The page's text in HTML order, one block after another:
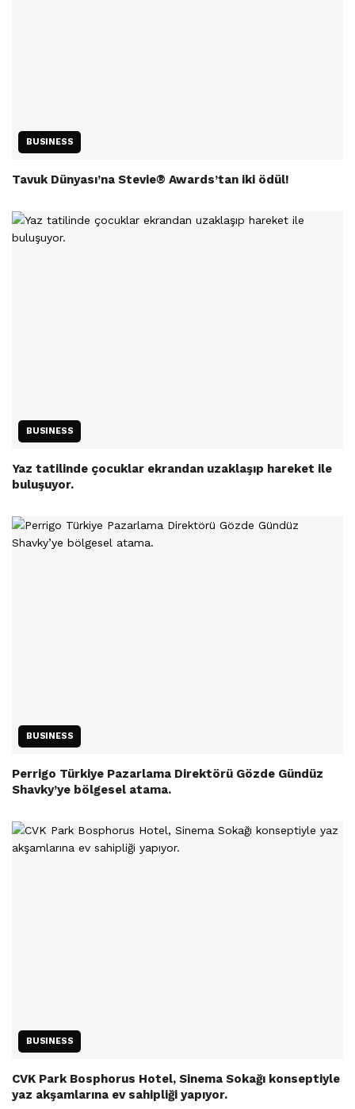
BUSINESS
Tavuk Dünyası’na Stevie® Awards’tan iki ödül!
BUSINESS
Yaz tatilinde çocuklar ekrandan uzaklaşıp hareket ile
buluşuyor.
BUSINESS
Perrigo Türkiye Pazarlama Direktörü Gözde Gündüz
Shavky’ye bölgesel atama.
BUSINESS
CVK Park Bosphorus Hotel, Sinema Sokağı konseptiyle
yaz akşamlarına ev sahipliği yapıyor.